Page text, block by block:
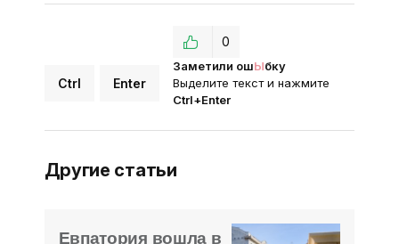
Ctrl Enter
Заметили ошЫбку
Выделите текст и нажмите
Ctrl+Enter
0
Другие статьи
Евпатория вошла в